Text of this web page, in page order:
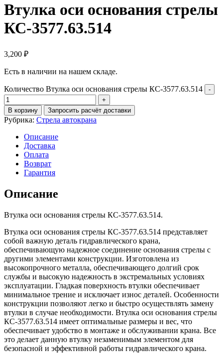
Втулка оси основания стрелы
КС-3577.63.514
3,200 ₽
Есть в наличии на нашем складе.
Количество Втулка оси основания стрелы КС-3577.63.514
В корзину Запросить расчёт доставки
Рубрика: Стрела автокрана
Описание
Доставка
Оплата
Возврат
Гарантия
Описание
Втулка оси основания стрелы КС-3577.63.514.
Втулка оси основания стрелы КС-3577.63.514 представляет
собой важную деталь гидравлического крана,
обеспечивающую надежное соединение основания стрелы с
другими элементами конструкции. Изготовлена из
высокопрочного металла, обеспечивающего долгий срок
службы и высокую надежность в экстремальных условиях
эксплуатации. Гладкая поверхность втулки обеспечивает
минимальное трение и исключает износ деталей. Особенности
конструкции позволяют легко и быстро осуществлять замену
втулки в случае необходимости. Втулка оси основания стрелы
КС-3577.63.514 имеет оптимальные размеры и вес, что
обеспечивает удобство в монтаже и обслуживании крана. Все
это делает данную втулку незаменимым элементом для
безопасной и эффективной работы гидравлического крана.